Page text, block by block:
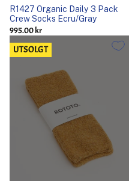
R1427 Organic Daily 3 Pack
Crew Socks Ecru/Gray
995.00 kr
UTSOLGT